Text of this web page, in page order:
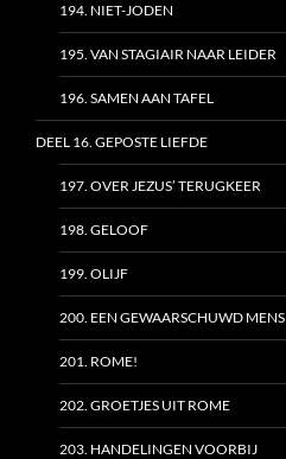
194. NIET-JODEN
195. VAN STAGIAIR NAAR LEIDER
196. SAMEN AAN TAFEL
DEEL 16. GEPOSTE LIEFDE
197. OVER JEZUS’ TERUGKEER
198. GELOOF
199. OLIJF
200. EEN GEWAARSCHUWD MENS
201. ROME!
202. GROETJES UIT ROME
203. HANDELINGEN VOORBIJ